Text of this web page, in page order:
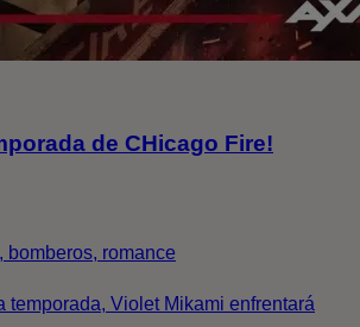
de CHicago Fire!
bomberos, romance
temporada, Violet Mikami enfrentará